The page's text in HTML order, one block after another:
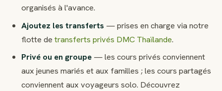
organisés à l'avance.
Ajoutez les transferts — prises en charge via notre
flotte de transferts privés DMC Thaïlande.
Privé ou en groupe— les cours privés conviennent
aux jeunes mariés et aux familles ; les cours partagés
conviennent aux voyageurs solo. Découvrez